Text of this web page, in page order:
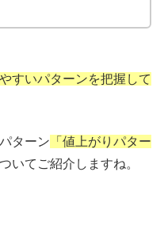
すいパターンを把握して
ターン 「値上がりパター
いてご紹介しますね。